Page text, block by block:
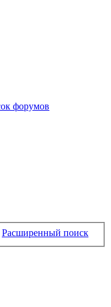
форумов
Расширенный поиск